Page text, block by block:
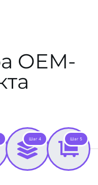
OEM-
Шаг 4 Шаг 5